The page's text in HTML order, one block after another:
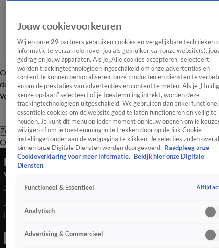
OverzichtAfleveringen Entertainment TV Algemeen
Tip
de redactieNieuwsbrief
Volg Shownieuws
Zoeken
OverzichtEntertainmentSpraakmakendRealityCrimeVideo's
Heftige bodycam-beelden van Justin Timberlake
vrijgegeven
22 mrt 2026, 08:55
Justin Timberlake is eerder aangehouden wegens rijden onder
invloed. Nu zijn er bodycam-beelden van de politie vrijgegeven.
Jouw cookievoorkeuren
Wij en onze 29 partners gebruiken cookies en vergelijkbare technieken
informatie te verzamelen over jou als gebruiker van onze website(s),
gedrag en jouw apparaten. Als je „Alle cookies accepteren” selecteert,
worden trackingtechnologieën ingeschakeld om onze advertenties en
content te kunnen personaliseren, onze producten en diensten te
en om de prestaties van advertenties en content te meten. Als je
keuze opslaan” selecteert of je toestemming intrekt, worden deze
trackingtechnologieën uitgeschakeld. We gebruiken dan enkel
essentiële cookies om de website goed te laten functioneren en veilig te
houden. Je kunt dit menu op ieder moment opnieuw openen om je
wijzigen of om je toestemming in te trekken door op de link Cookie-
instellingen onder aan de webpagina te klikken. Je selecties zullen overal
binnen onze Digitale Diensten worden doorgevoerd. Raadpleeg onze
Cookieverklaring voor meer informatie.
Bekijk hier onze Digitale
Diensten.
Functioneel & Essentieel Altijd
Analytisch
Advertising & Commercieel